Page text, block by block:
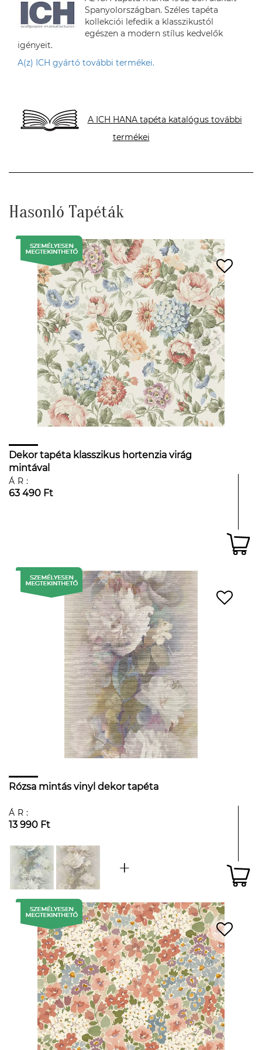
Spanyolországban. Széles tapéta
kollekciói lefedik a klasszikustól
egészen a modern stílus kedvelők
igényeit.
A(z) ICH gyártó további termékei.
A ICH HANA tapéta katalógus további
termékei
Hasonló Tapéták
Dekor tapéta klasszikus hortenzia virág
mintával
ÁR:
63 490 Ft
Rózsa mintás vinyl dekor tapéta
ÁR:
13 990 Ft